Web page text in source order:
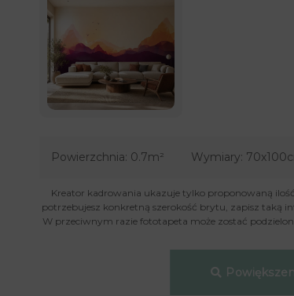
Powierzchnia: 0.7m² Wymiary:
Kreator kadrowania ukazuje tylko proponowaną
potrzebujesz konkretną szerokość brytu, zapisz taką
W przeciwnym razie fototapeta może zostać